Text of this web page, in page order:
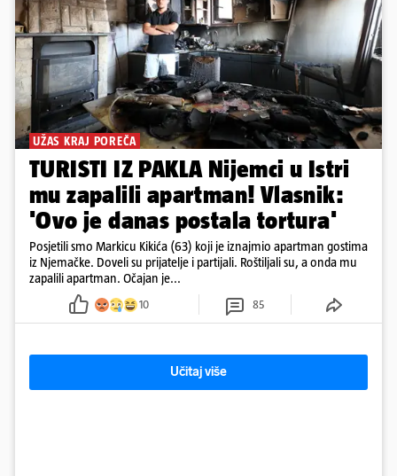
UŽAS KRAJ POREČA
TURISTI IZ PAKLA Nijemci u Istri
mu zapalili apartman! Vlasnik:
'Ovo je danas postala tortura'
Posjetili smo Markicu Kikića (63) koji je iznajmio apartman gostima
iz Njemačke. Doveli su prijatelje i partijali. Roštiljali su, a onda mu
zapalili apartman. Očajan je...
10 85
Učitaj više